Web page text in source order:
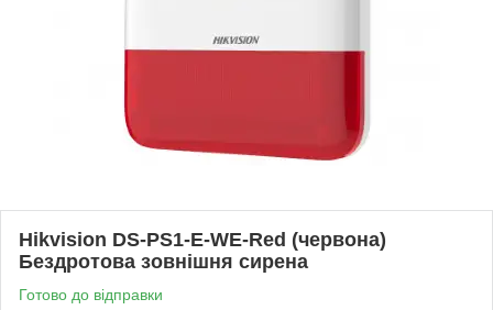
Hikvision DS-PS1-E-WE-Red (червона)
Бездротова зовнішня сирена
Готово до відправки